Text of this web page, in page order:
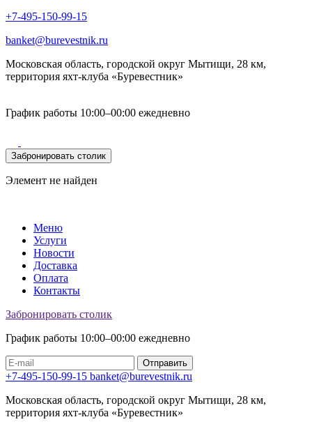
+7-495-150-99-15
banket@burevestnik.ru
Московская область, городской округ Мытищи, 28 км,
территория яхт-клуба «Буревестник»
График работы 10:00–00:00 ежедневно
Забронировать столик
Элемент не найден
Меню
Услуги
Новости
Доставка
Оплата
Контакты
Забронировать столик
График работы 10:00–00:00 ежедневно
Отправить
+7-495-150-99-15 banket@burevestnik.ru
Московская область, городской округ Мытищи, 28 км,
территория яхт-клуба «Буревестник»